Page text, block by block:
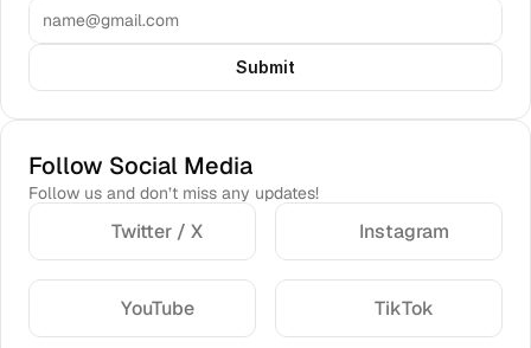
Submit
Follow Social Media
Follow us and don’t miss any updates!
Twitter / X Instagram
YouTube TikTok